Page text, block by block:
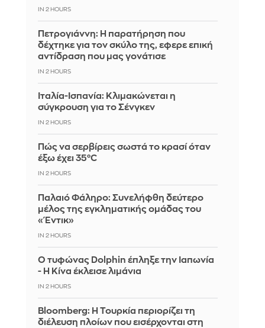
IN 2 HOURS
Πετρογιάννη: Η παρατήρηση που
δέχτηκε για τον σκύλο της, εφερε επική
αντίδραση που μας γονάτισε
IN 2 HOURS
Ιταλία-Ισπανία: Κλιμακώνεται η
σύγκρουση για το Σένγκεν
IN 2 HOURS
Πώς να σερβίρεις σωστά το κρασί όταν
έξω έχει 35°C
IN 2 HOURS
Παλαιό Φάληρο: Συνελήφθη δεύτερο
μέλος της εγκληματικής ομάδας του
«Έντικ»
IN 2 HOURS
Ο τυφώνας Dolphin έπληξε την Ιαπωνία
- Η Κίνα έκλεισε λιμάνια
IN 2 HOURS
Bloomberg: Η Τουρκία περιορίζει τη
διέλευση πλοίων που εισέρχονται στη